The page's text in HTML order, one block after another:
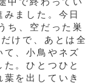
ました。今日
ち、空だった巣
けで、あとは全
、小鳥やネズ
。ひとつひと
を出していき